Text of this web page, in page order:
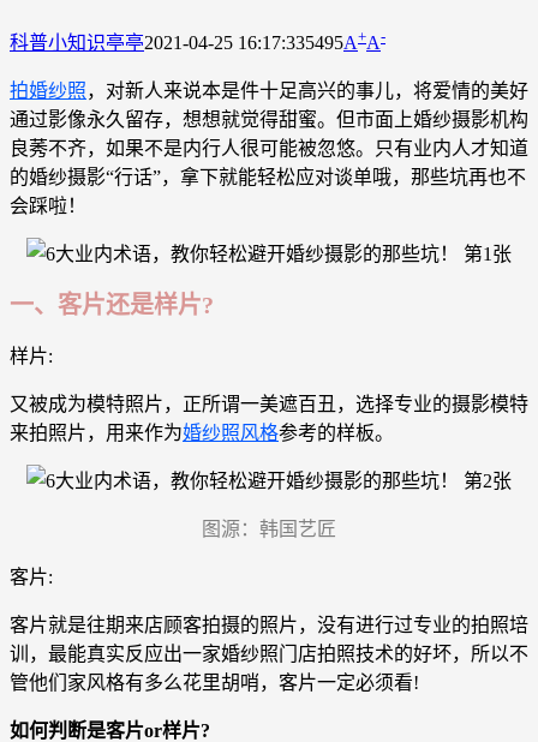
科普小知识亭亭2021-04-25 16:17:335495A+A-
拍婚纱照，对新人来说本是件十足高兴的事儿，将爱情的美好
通过影像永久留存，想想就觉得甜蜜。但市面上婚纱摄影机构
良莠不齐，如果不是内行人很可能被忽悠。只有业内人才知道
的婚纱摄影“行话”，拿下就能轻松应对谈单哦，那些坑再也不
会踩啦！
一、客片还是样片?
样片:
又被成为模特照片，正所谓一美遮百丑，选择专业的摄影模特
来拍照片，用来作为婚纱照风格参考的样板。
图源：韩国艺匠
客片:
客片就是往期来店顾客拍摄的照片，没有进行过专业的拍照培
训，最能真实反应出一家婚纱照门店拍照技术的好坏，所以不
管他们家风格有多么花里胡哨，客片一定必须看!
如何判断是客片or样片?